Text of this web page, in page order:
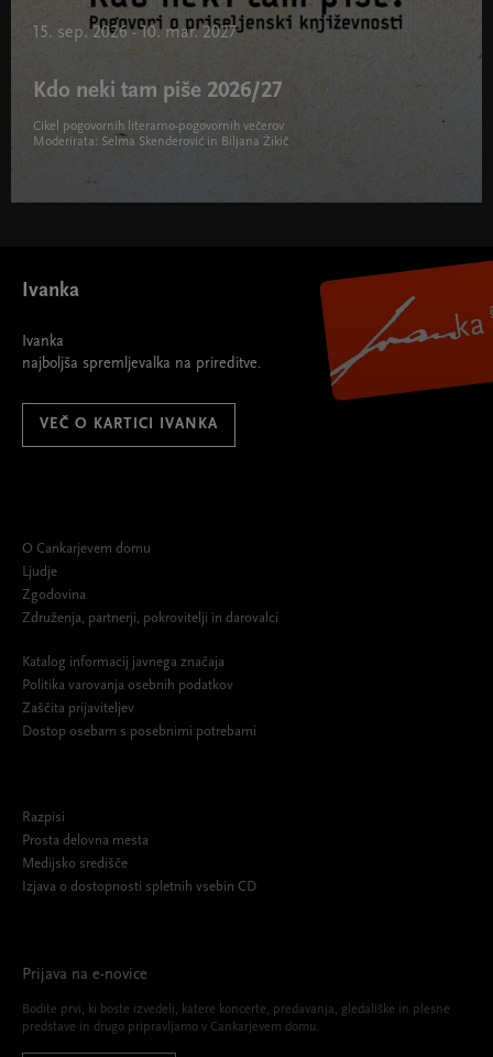
15. sep. 2026 - 10. mar. 2027
Kdo neki tam piše 2026/27
Cikel pogovornih literarno-pogovornih večerov
Moderirata: Selma Skenderović in Biljana Žikič
Ivanka
Ivanka
najboljša spremljevalka na prireditve.
VEČ O KARTICI IVANKA
O Cankarjevem domu
Ljudje
Zgodovina
Združenja, partnerji, pokrovitelji in darovalci
Katalog informacij javnega značaja
Politika varovanja osebnih podatkov
Zaščita prijaviteljev
Dostop osebam s posebnimi potrebami
Razpisi
Prosta delovna mesta
Medijsko središče
Izjava o dostopnosti spletnih vsebin CD
Prijava na e-novice
Bodite prvi, ki boste izvedeli, katere koncerte, predavanja, gledališke in plesne
predstave in drugo pripravljamo v Cankarjevem domu.